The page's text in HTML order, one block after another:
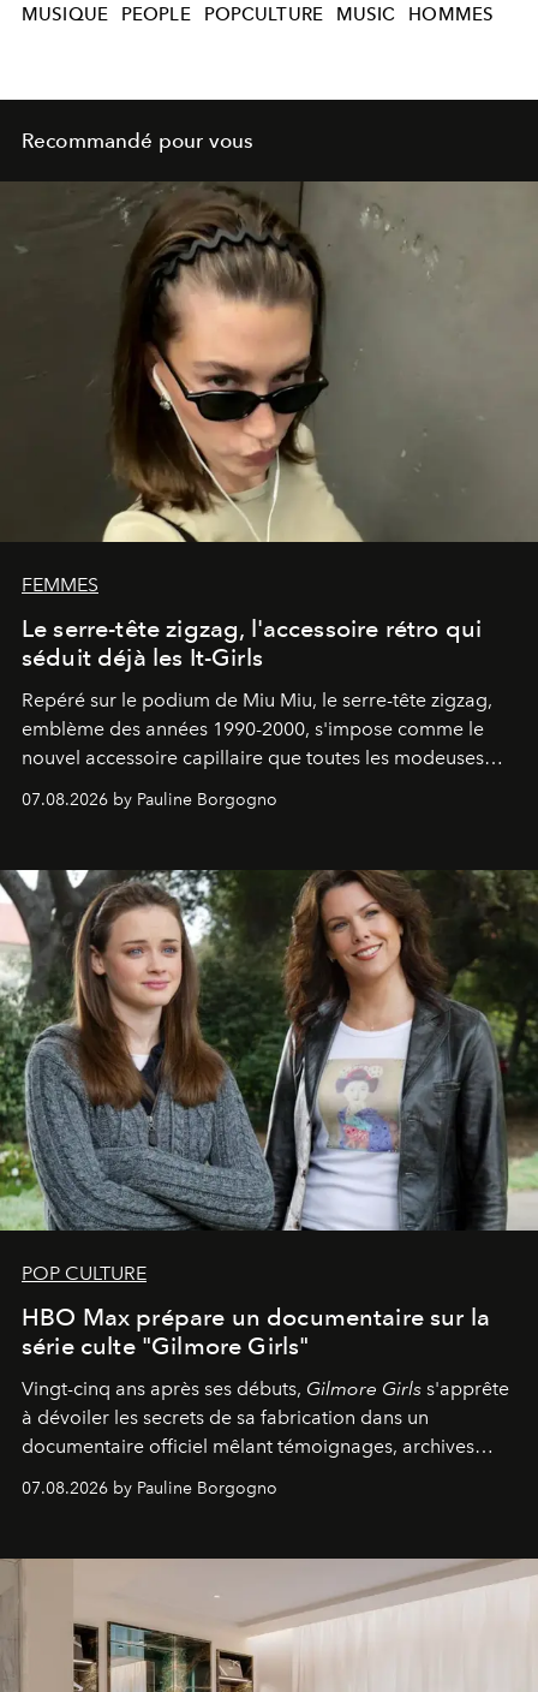
MUSIQUE PEOPLE POPCULTURE MUSIC HOMMES
Recommandé pour vous
FEMMES
Le serre-tête zigzag, l'accessoire rétro qui
séduit déjà les It-Girls
Repéré sur le podium de Miu Miu, le serre-tête zigzag,
emblème des années 1990-2000, s'impose comme le
nouvel accessoire capillaire que toutes les modeuses
s'arrachent déjà.
07.08.2026 by Pauline Borgogno
POP CULTURE
HBO Max prépare un documentaire sur la
série culte "Gilmore Girls"
Vingt-cinq ans après ses débuts, Gilmore Girls s'apprête
à dévoiler les secrets de sa fabrication dans un
documentaire officiel mêlant témoignages, archives
inédites et plongée dans les coulisses d'un phénomène
générationnel.
07.08.2026 by Pauline Borgogno